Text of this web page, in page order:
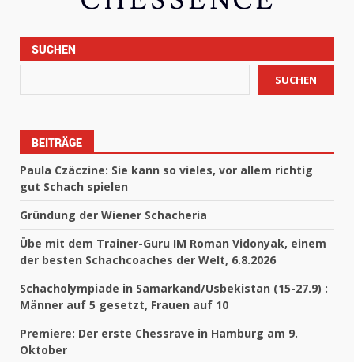
SUCHEN
SUCHEN
BEITRÄGE
Paula Czäczine: Sie kann so vieles, vor allem richtig
gut Schach spielen
Gründung der Wiener Schacheria
Übe mit dem Trainer-Guru IM Roman Vidonyak, einem
der besten Schachcoaches der Welt, 6.8.2026
Schacholympiade in Samarkand/Usbekistan (15-27.9) :
Männer auf 5 gesetzt, Frauen auf 10
Premiere: Der erste Chessrave in Hamburg am 9.
Oktober